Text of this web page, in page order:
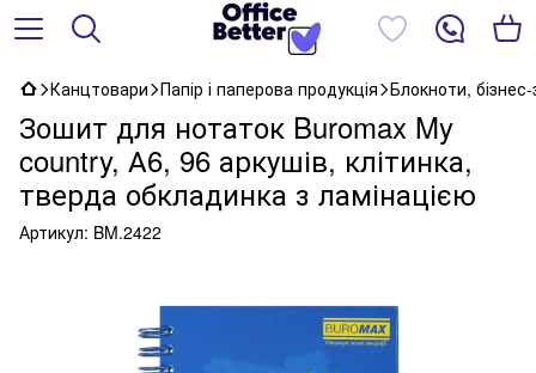
Канцтовари Папір і паперова продукція Блокноти,
Зошит для нотаток Buromax My
country, А6, 96 аркушів, клітинка,
тверда обкладинка з ламінацією
Артикул: BM.2422